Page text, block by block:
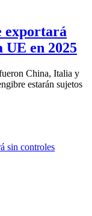
exportará
UE en 2025
China, Italia y
estarán sujetos